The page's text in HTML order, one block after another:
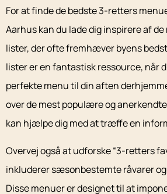
For at finde de bedste 3-retters
Aarhus kan du lade dig inspirere af de
lister, der ofte fremhæver byens
lister er en fantastisk ressource, når
perfekte menu til din aften
over de mest populære og
kan hjælpe dig med at træffe en
Overvej også at udforske “3-retters
inkluderer sæsonbestemte råvarer
Disse menuer er designet til at